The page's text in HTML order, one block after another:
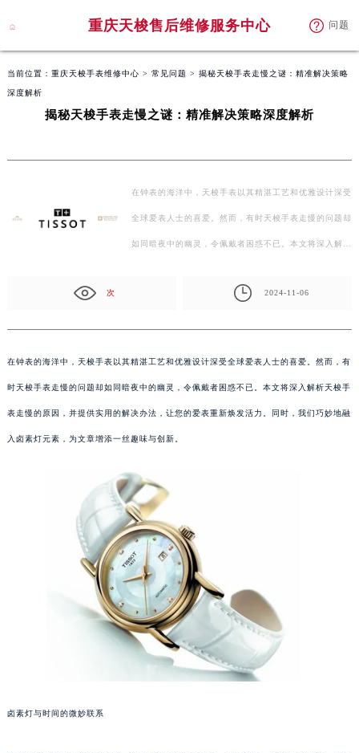
重庆天梭售后维修服务中心 问题
当前位置： 重庆天梭手表维修中心 > 常见问题 > 揭秘天梭手表走慢之谜：精准解决策略
深度解析
揭秘天梭手表走慢之谜：精准解决策略深度解析
在钟表的海洋中，天梭手表以其精湛工艺和优雅设计深受
全球爱表人士的喜爱。然而，有时天梭手表走慢的问题却
如同暗夜中的幽灵，令佩戴者困惑不已。本文将深入解…
次 2024-11-06
在钟表的海洋中，天梭手表以其精湛工艺和优雅设计深受全球爱表人士的喜爱。然而，有
时天梭手表走慢的问题却如同暗夜中的幽灵，令佩戴者困惑不已。本文将深入解析天梭手
表走慢的原因，并提供实用的解决办法，让您的爱表重新焕发活力。同时，我们巧妙地融
入卤素灯元素，为文章增添一丝趣味与创新。
卤素灯与时间的微妙联系